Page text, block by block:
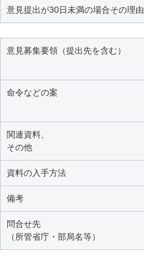
意見提出が30日未満の場合その理由
意見募集要領（提出先を含む）
命令などの案
関連資料、
その他
資料の入手方法
備考
問合せ先
（所管省庁・部局名等）